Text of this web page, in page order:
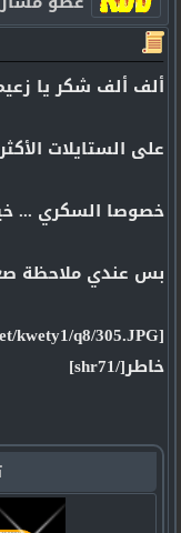
ألف ألف شكر يا
على الستايلات
خصوصا السكري ...
بس عندي ملاحظة
خاطر[/shr71]